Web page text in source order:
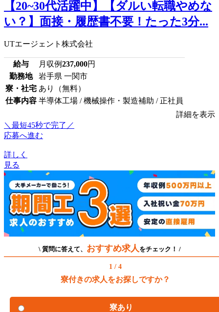
【20~30代活躍中】【ダルい転職やめな
い？】面接・履歴書不要！たった3分...
UTエージェント株式会社
給与 月収例237,000円
勤務地
岩手県 一関市
寮・社宅 あり（無料）
仕事内容 半導体工場 / 機械操作・製造補助 / 正社員
詳細を表示
＼最短45秒で完了／
応募へ進む
詳しく
見る
\ 質問に答えて、 おすすめ求人 をチェック！ /
1 / 4
寮付きの求人をお探しですか？
寮あり